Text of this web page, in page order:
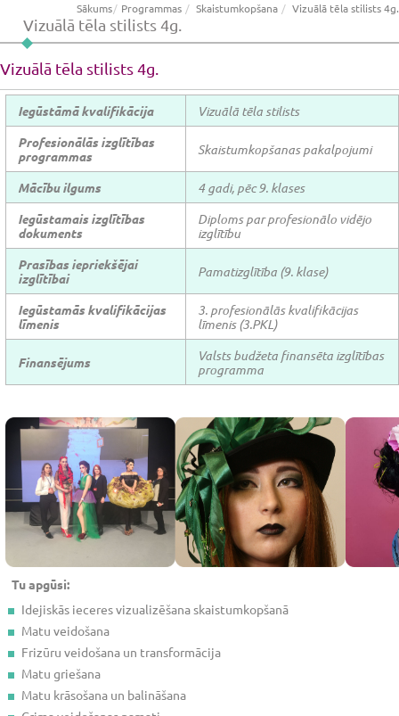
Sākums Programmas Skaistumkopšana Vizuālā tēla stilists 4g.
Vizuālā tēla stilists 4g.
Vizuālā tēla stilists 4g.
Iegūstāmā kvalifikācija
Vizuālā tēla stilists
Profesionālās izglītības
programmas
Skaistumkopšanas pakalpojumi
Mācību ilgums
4 gadi, pēc 9. klases
Iegūstamais izglītības
dokuments
Diploms par profesionālo vidējo
izglītību
Prasības iepriekšējai
izglītībai
Pamatizglītība (9. klase)
Iegūstamās kvalifikācijas
līmenis
3. profesionālās kvalifikācijas
līmenis (3.PKL)
Finansējums
Valsts budžeta finansēta izglītības
programma
Tu apgūsi:
Idejiskās ieceres vizualizēšana skaistumkopšanā
Matu veidošana
Frizūru veidošana un transformācija
Matu griešana
Matu krāsošana un balināšana